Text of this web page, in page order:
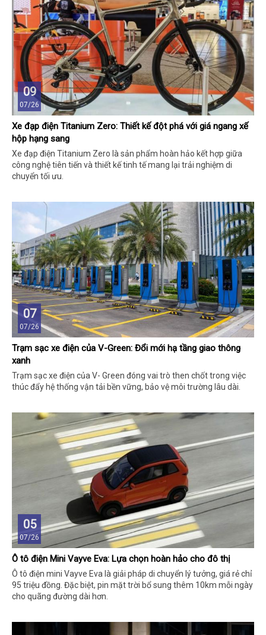
09
07/26
Xe đạp điện Titanium Zero: Thiết kế đột phá với giá ngang xế
hộp hạng sang
Xe đạp điện Titanium Zero là sản phẩm hoàn hảo kết hợp giữa
công nghệ tiên tiến và thiết kế tinh tế mang lại trải nghiệm di
chuyển tối ưu.
07
07/26
Trạm sạc xe điện của V-Green: Đổi mới hạ tầng giao thông
xanh
Trạm sạc xe điện của V- Green đóng vai trò then chốt trong việc
thúc đẩy hệ thống vận tải bền vững, bảo vệ môi trường lâu dài.
05
07/26
Ô tô điện Mini Vayve Eva: Lựa chọn hoàn hảo cho đô thị
Ô tô điện mini Vayve Eva là giải pháp di chuyển lý tưởng, giá rẻ chỉ
95 triệu đồng. Đặc biệt, pin mặt trời bổ sung thêm 10km mỗi ngày
cho quãng đường dài hơn.